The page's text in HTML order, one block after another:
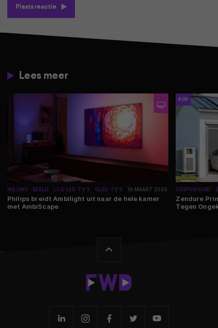
Plaats reactie
Lees meer
NIEUWS BEELD LCD LED TV'S OLED TV'S 19 MAART 2026
Philips breidt Ambilight uit naar de hele kamer
met AmbiScape
ADV
GESPONSORD
Zendure
Tegen